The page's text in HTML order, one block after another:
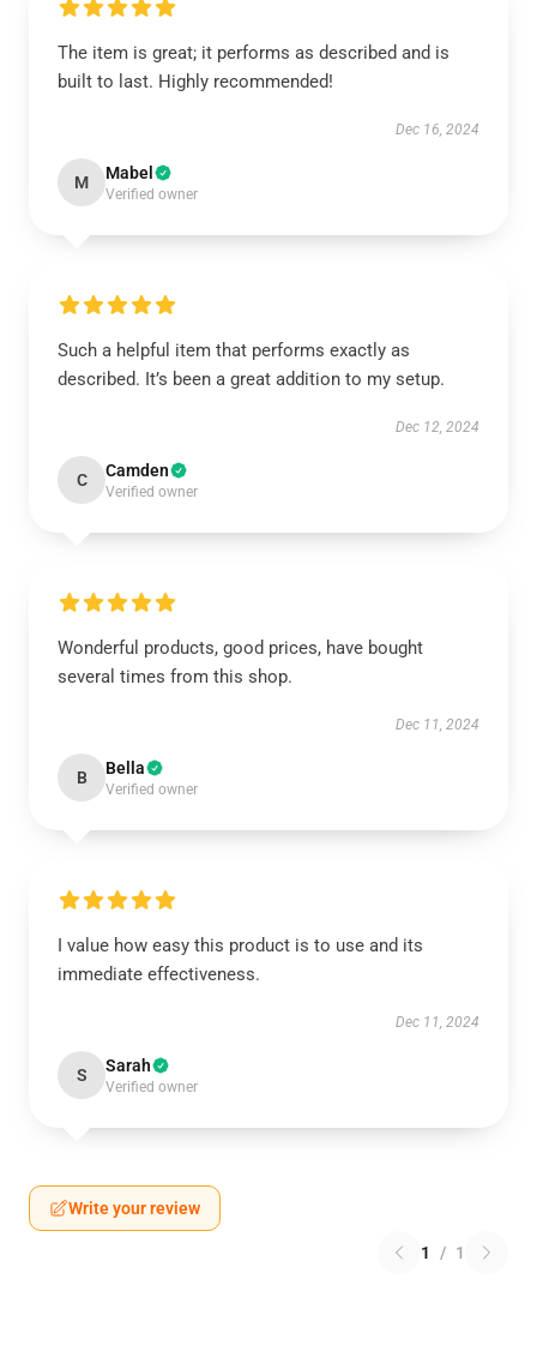
The item is great; it performs as described and is
built to last. Highly recommended!
Dec 16, 2024
M Mabel
Verified owner
Such a helpful item that performs exactly as
described. It’s been a great addition to my setup.
Dec 12, 2024
C Camden
Verified owner
Wonderful products, good prices, have bought
several times from this shop.
Dec 11, 2024
B Bella
Verified owner
I value how easy this product is to use and its
immediate effectiveness.
Dec 11, 2024
S Sarah
Verified owner
Write your review
1 / 1